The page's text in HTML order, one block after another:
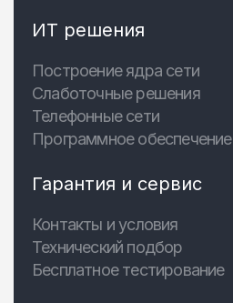
ИТ решения
Построение ядра сети
Слаботочные решения
Телефонные сети
Программное обеспечение
Гарантия и сервис
Контакты и условия
Технический подбор
Бесплатное тестирование